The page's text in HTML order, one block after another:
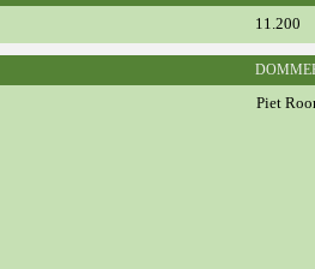
11.200
Piet